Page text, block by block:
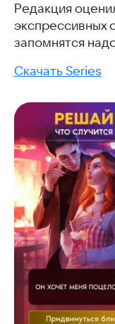
Редакция
экспрессивных
запомнятся
Скачать Series